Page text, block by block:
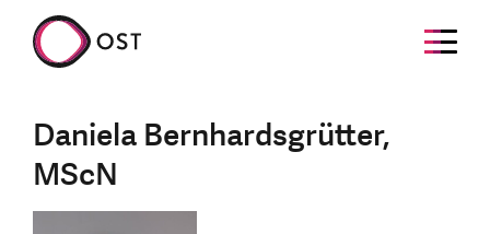
Daniela Bernhardsgrütter,
MScN